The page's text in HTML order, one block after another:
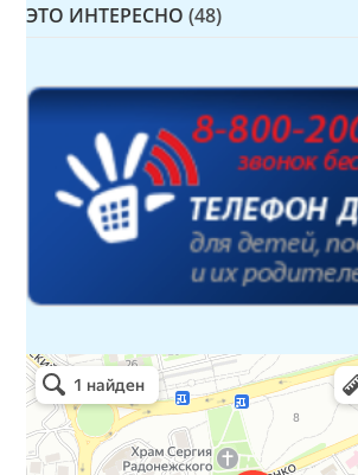
ЭТО ИНТЕРЕСНО (48)
Детская библиотека № 14 Дружбы народов
Библиотека в Севастополе